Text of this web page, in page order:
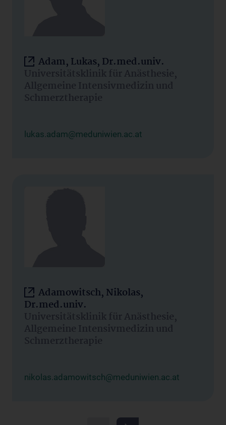
Adam, Lukas, Dr.med.univ.
Universitätsklinik für Anästhesie,
Allgemeine Intensivmedizin und
Schmerztherapie
lukas.adam@meduniwien.ac.at
Adamowitsch, Nikolas,
Dr.med.univ.
Universitätsklinik für Anästhesie,
Allgemeine Intensivmedizin und
Schmerztherapie
nikolas.adamowitsch@meduniwien.ac.at